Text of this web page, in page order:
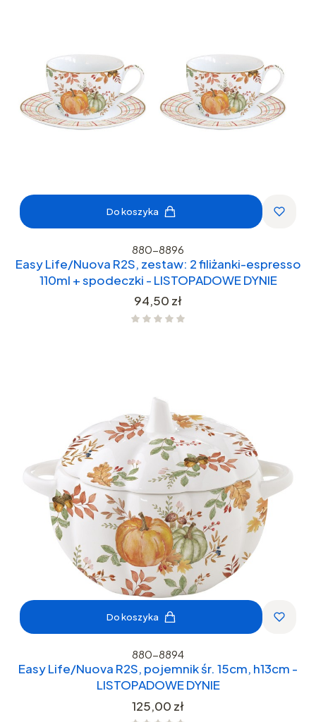
Do koszyka
880-8896
Easy Life/Nuova R2S, zestaw: 2 filiżanki-espresso
110ml + spodeczki - LISTOPADOWE DYNIE
Cena
94,50 zł
Do koszyka
880-8894
Easy Life/Nuova R2S, pojemnik śr. 15cm, h13cm -
LISTOPADOWE DYNIE
Cena
125,00 zł